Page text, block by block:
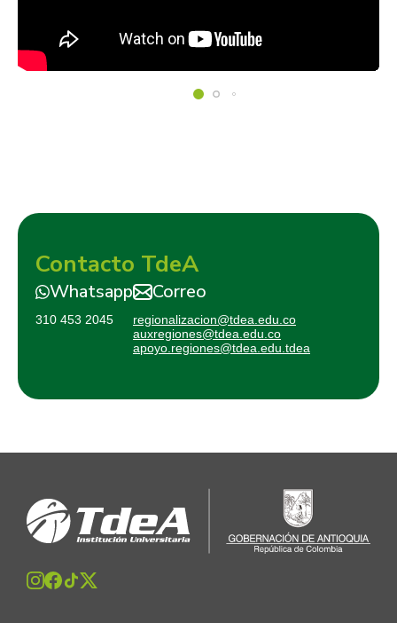
Contacto TdeA
Whatsapp
310 453 2045
Correo
regionalizacion@tdea.edu.co
auxregiones@tdea.edu.co
apoyo.regiones@tdea.edu.tdea